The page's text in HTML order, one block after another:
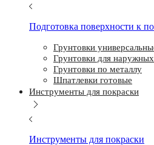
Подготовка поверхности к
Грунтовки
Грунтовки для
Грунтовки по металлу
Шпатлевки готовые
Инструменты для покраски
Инструменты для покраски